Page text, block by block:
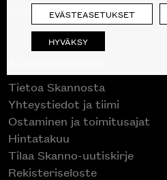
Poistuvat mallikappaleet
Tietoa Skannosta
Yhteystiedot ja tiimi
Ostaminen ja toimitusajat
Hintatakuu
Tilaa Skanno-uutiskirje
Rekisteriseloste
EVÄSTEASETUKSET
HYVÄKSY